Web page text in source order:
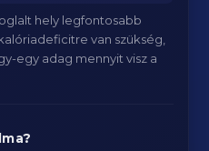
hely legfontosabb
van szükség,
egy adag mennyit visz a